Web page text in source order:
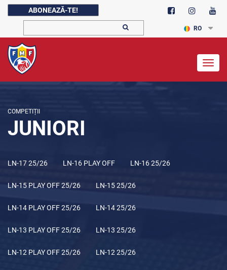
ABONEAZĂ-TE!
RO
COMPETIȚII
JUNIORI
LN-17 25/26 LN-16 PLAY OFF LN-16 25/26
LN-15 PLAY OFF 25/26 LN-15 25/26
LN-14 PLAY OFF 25/26 LN-14 25/26
LN-13 PLAY OFF 25/26 LN-13 25/26
LN-12 PLAY OFF 25/26 LN-12 25/26